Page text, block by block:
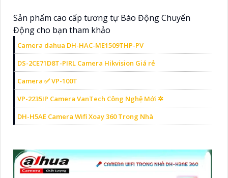
Sản phẩm cao cấp tương tự Báo Động Chuyển
Động cho bạn tham khảo
Camera dahua DH-HAC-ME1509THP-PV
DS-2CE71D8T-PIRL Camera Hikvision Giá rẻ
Camera ✅ VP-100T
VP-2235IP Camera VanTech Công Nghệ Mới ✲
DH-H5AE Camera Wifi Xoay 360 Trong Nhà